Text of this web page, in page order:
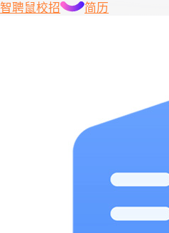
智聘鼠校招 简历